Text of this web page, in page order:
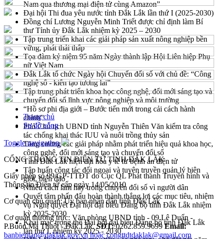
Nam qua thương mại điện tử cùng Amazon”
Đại hội Thi đua yêu nước tỉnh Đắk Lắk lần thứ I (2025-2030)
Đồng chí Lương Nguyễn Minh Triết được chỉ định làm Bí
thư Tỉnh ủy Đắk Lắk nhiệm kỳ 2025 – 2030
Tập trung triển khai các giải pháp sản xuất nông nghiệp bền
vững, phát thải thấp
Tọa đàm kỷ niệm 95 năm Ngày thành lập Hội Liên hiệp Phụ
nữ Việt Nam
Đắk Lắk tổ chức Ngày hội Chuyển đổi số với chủ đề: “Công
nghệ số - kiến tạo tương lai”
Tập trung phát triển khoa học công nghệ, đổi mới sáng tạo và
chuyển đổi số lĩnh vực nông nghiệp và môi trường
“Hồ sơ phi địa giới – Bước tiến mới trong cải cách hành
chính”
Phó Chủ tịch UBND tỉnh Nguyễn Thiên Văn kiểm tra công
tác chống khai thác IUU và nuôi trồng thủy sản
Tăng cường các giải pháp nhằm phát triển hiệu quả khoa học,
công nghệ, đổi mới sáng tạo và chuyển đổi số
Tỉnh Đắk Lắk hiện đại hóa y tế từ bệnh án điện tử
Tập huấn công tác đối ngoại và tuyên truyền quản lý biên
giới, biển đảo
Nhiều cách làm hay trong chuyển đổi số vì người dân
Quyết tâm phấn đấu hoàn thành thắng lợi các mục tiêu, nhiệm
vụ Nghị quyết Đại hội đại biểu Đảng bộ tỉnh Đắk Lắk nhiệm
kỳ 2025-2030
Khai mạc trọng thể Đại hội đại biểu Đảng bộ tỉnh Đắk Lắk
lần thứ I, nhiệm kỳ 2025 - 2030
Trang chủ
Sơ đồ cổng
Toggle navigation
CỔNG THÔNG TIN ĐIỆN TỬ TỈNH ĐẮK LẮK
Giấy phép số 99/GP-TTĐT do Cục QL Phát thanh Truyền hình và
Thông tin Điện tử cấp ngày 14/05/2010
Cơ quan chủ quản: Ủy ban nhân dân tỉnh Đắk Lắk
Cơ quan thường trực: Văn phòng UBND tỉnh - 09 Lê Duẩn -
P.Buôn Ma Thuột - Đắk Lắk.SĐT:0262.859.9699 Email:
banbientap@daklak.gov.vn hoặc congttdtdaklak@gmail.com